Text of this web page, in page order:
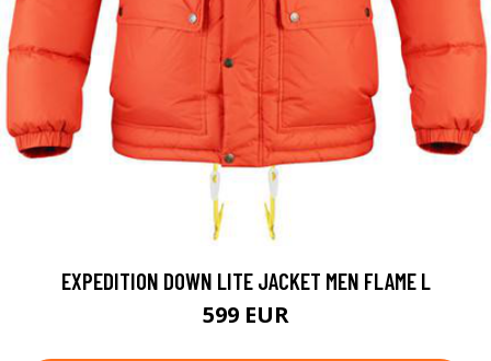
EXPEDITION DOWN LITE JACKET MEN FLAME L
599 EUR